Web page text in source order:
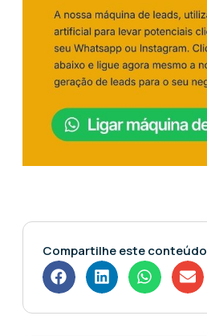
Compartilhe este conteúdo